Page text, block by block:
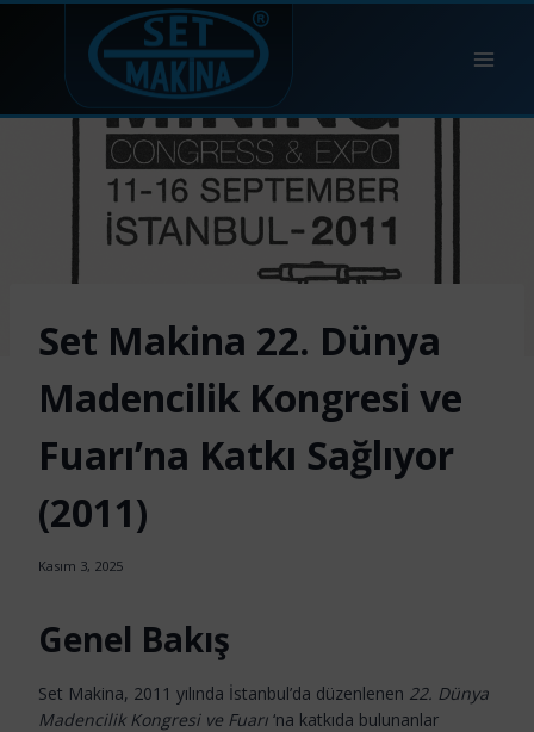
Skip
Set Makina 22. Dünya
Madencilik Kongresi ve
Fuarı’na Katkı Sağlıyor
(2011)
Kasım 3, 2025
Genel Bakış
Set Makina, 2011 yılında İstanbul’da düzenlenen 22. Dünya
Madencilik Kongresi ve Fuarı ‘na katkıda bulunanlar